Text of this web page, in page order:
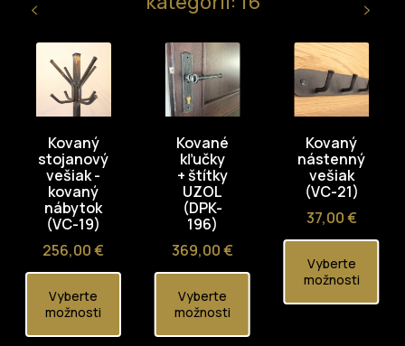
Kovaný
stojanový
vešiak -
kovaný
nábytok
(VC-19)
Cena
256,00 €
Vyberte
možnosti
Kované
kľučky
+ štítky
UZOL
(DPK-
196)
Cena
369,00 €
Vyberte
možnosti
Kovaný
nástenný
vešiak
(VC-21)
Cena
37,00 €
Vyberte
možnosti